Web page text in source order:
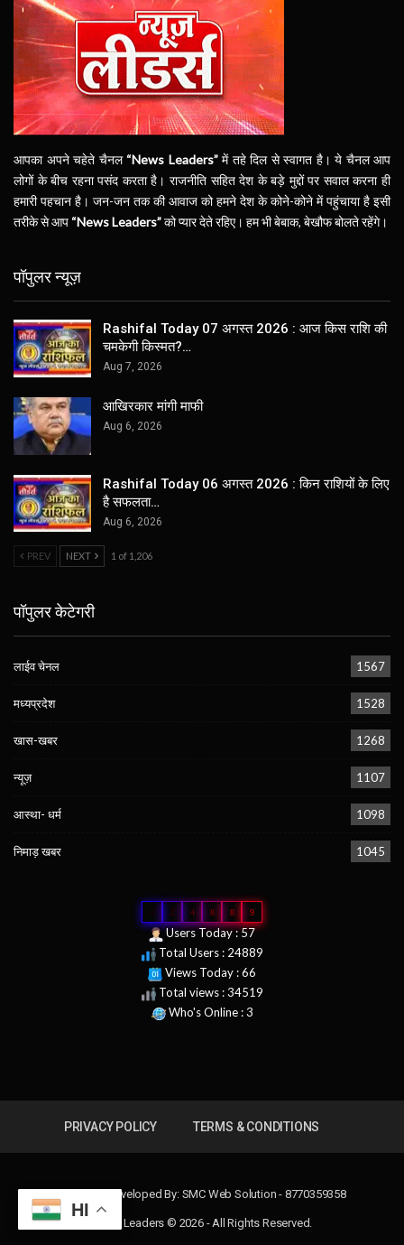
आपका अपने चहेते चैनल “News Leaders”में तहे दिल से स्वागत है। ये चैनल आप
लोगों के बीच रहना पसंद करता है। राजनीति सहित देश के बड़े मुद्दों पर सवाल करना ही
हमारी पहचान है। जन-जन तक की आवाज को हमने देश के कोने-कोने में पहुंचाया है इसी
तरीके से आप “News Leaders”को प्यार देते रहिए। हम भी बेबाक, बेखौफ बोलते रहेंगे।
पॉपुलर न्यूज़
Rashifal Today 07 अगस्त 2026 : आज किस राशि की
चमकेगी किस्मत?…
Aug 7, 2026
आखिरकार मांगी माफी
Aug 6, 2026
Rashifal Today 06 अगस्त 2026 : किन राशियों के लिए
है सफलता…
Aug 6, 2026
PREV NEXT 1 of 1,206
पॉपुलर केटेगरी
लाईव चेनल 1567
मध्यप्रदेश 1528
खास-खबर 1268
न्यूज़ 1107
आस्था- धर्म 1098
निमाड़ खबर 1045
2 4 8 8 9
Users Today : 57
Total Users : 24889
Views Today : 66
Total views : 34519
Who's Online : 3
PRIVACY POLICY TERMS & CONDITIONS
Design & Developed By: SMC Web Solution - 8770359358
News Leaders © 2026 - All Rights Reserved.
HI